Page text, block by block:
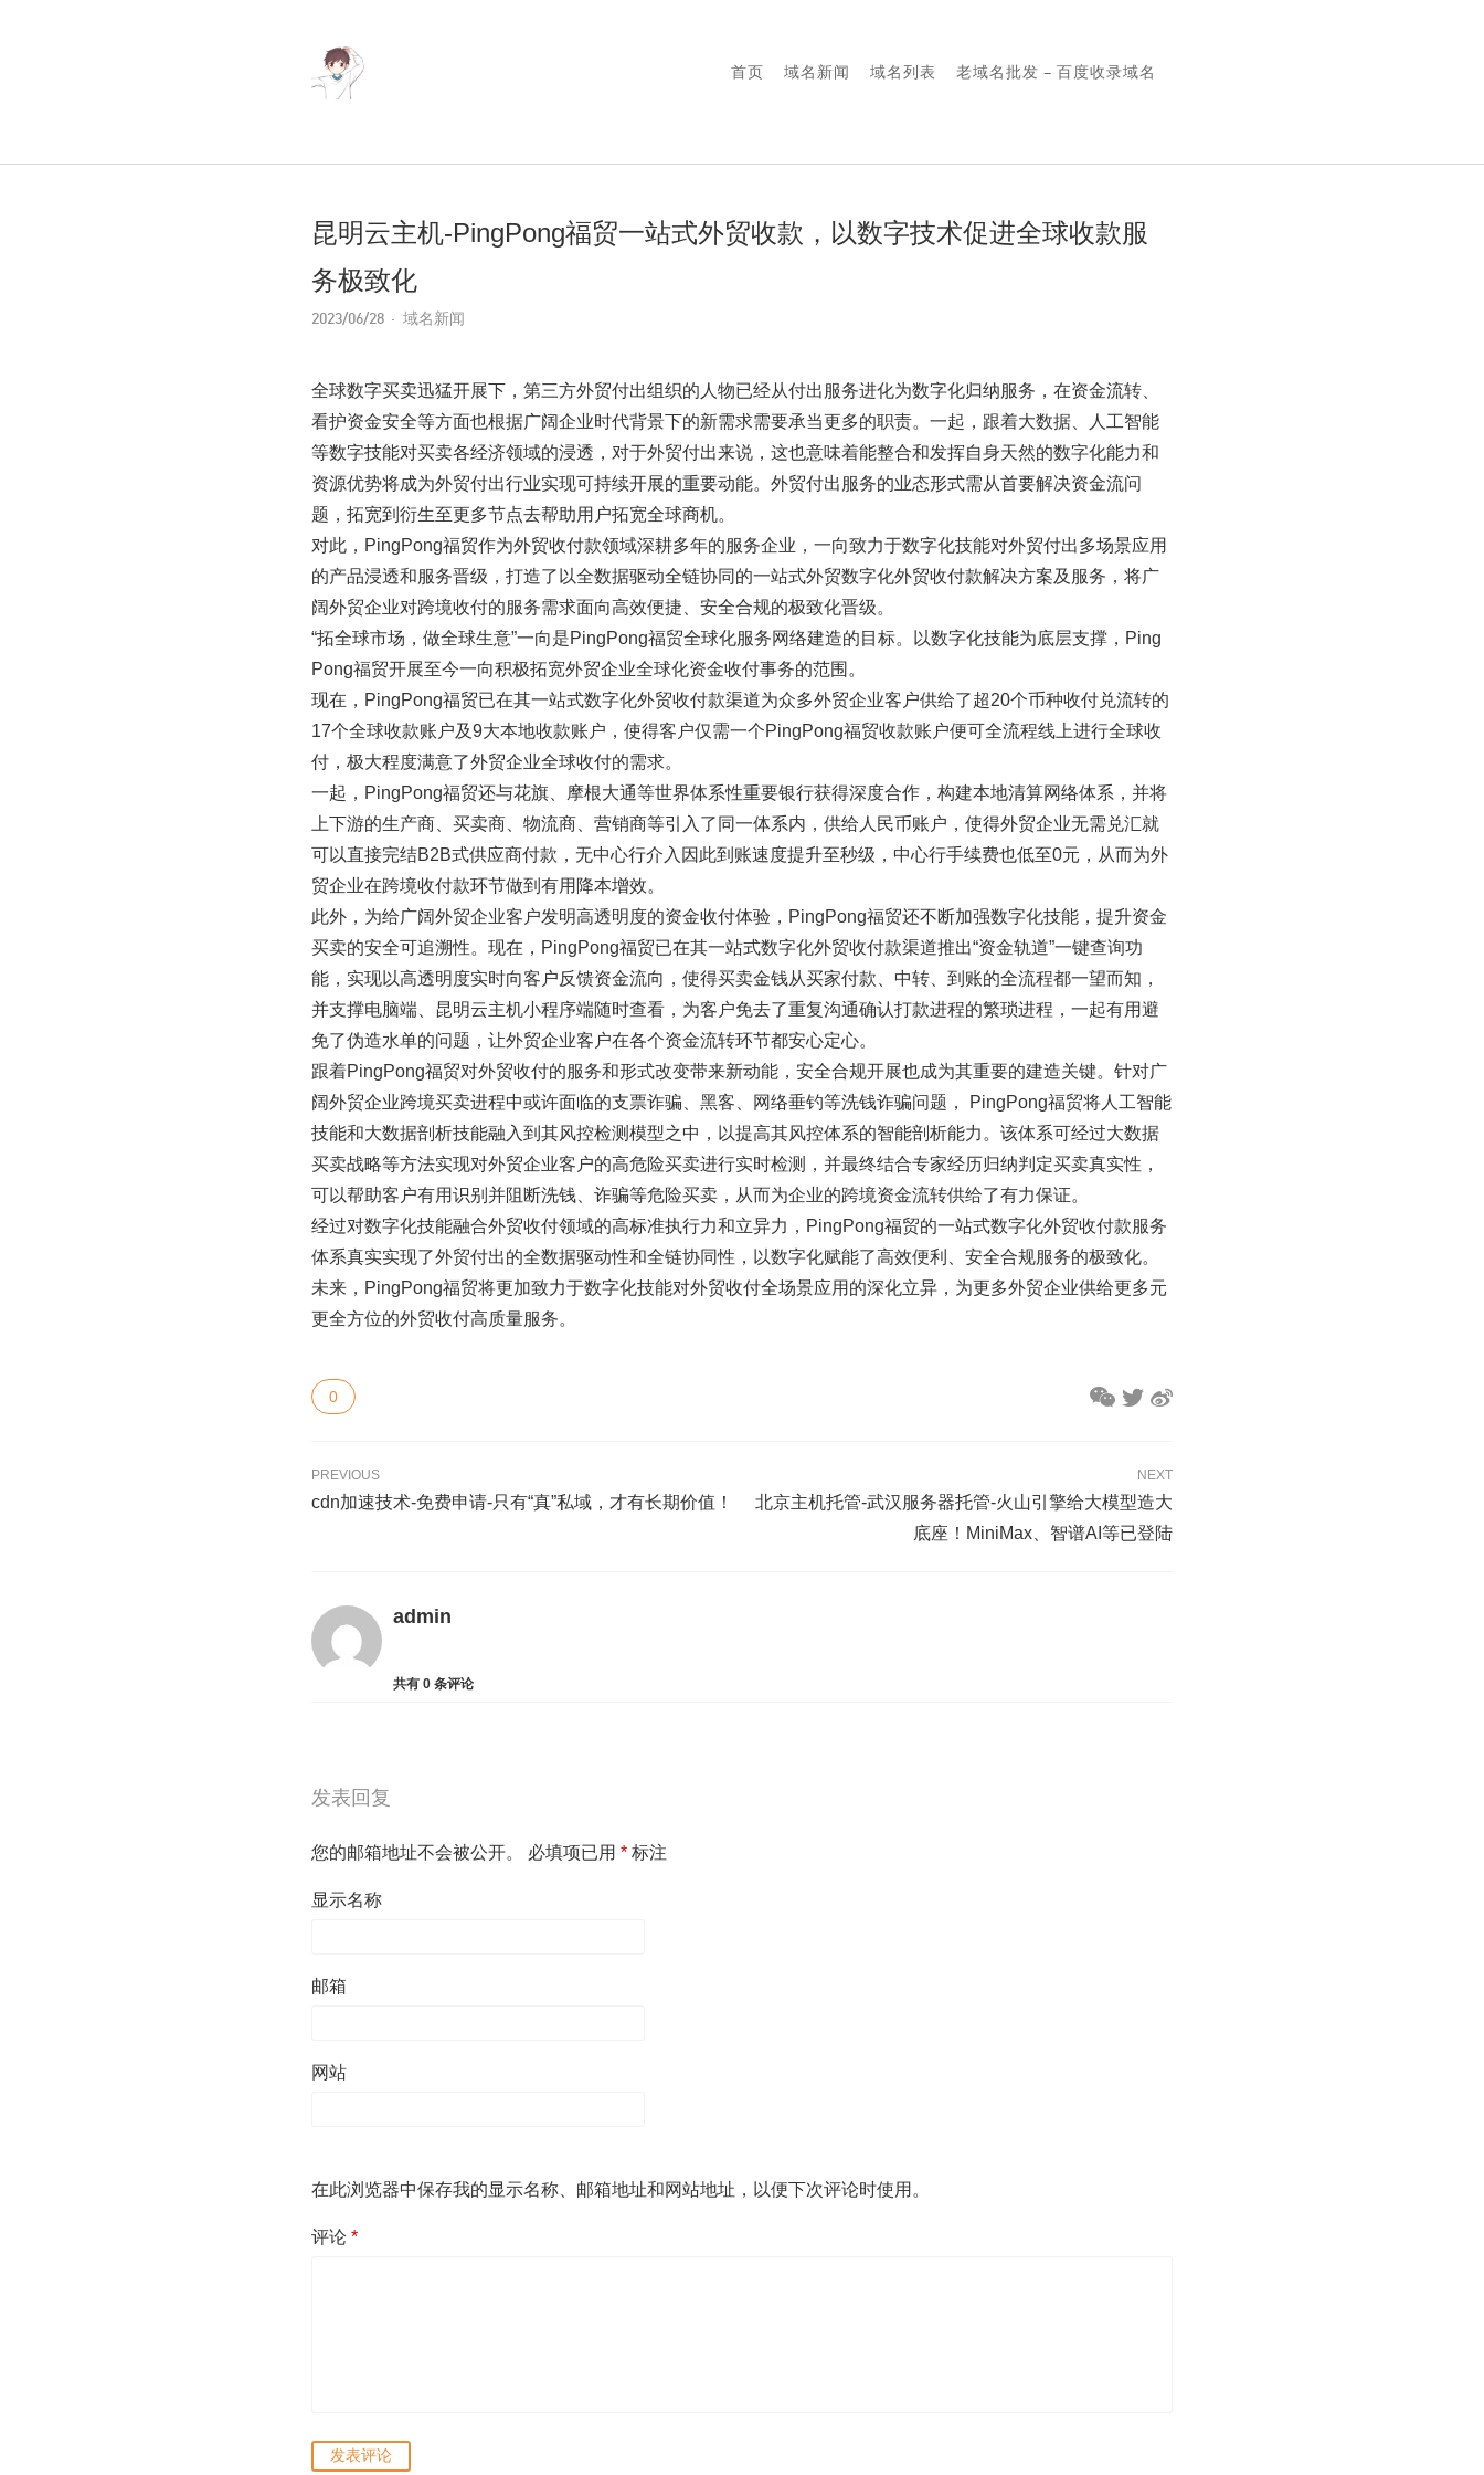
首页 域名新闻 域名列表 老域名批发 – 百度收录域名
昆明云主机-PingPong福贸一站式外贸收款，以数字技术促进全球收款服
务极致化
2023/06/28 域名新闻
全球数字买卖迅猛开展下，第三方外贸付出组织的人物已经从付出服务进化为数字化归纳服务，在资金流转、
看护资金安全等方面也根据广阔企业时代背景下的新需求需要承当更多的职责。一起，跟着大数据、人工智能
等数字技能对买卖各经济领域的浸透，对于外贸付出来说，这也意味着能整合和发挥自身天然的数字化能力和
资源优势将成为外贸付出行业实现可持续开展的重要动能。外贸付出服务的业态形式需从首要解决资金流问
题，拓宽到衍生至更多节点去帮助用户拓宽全球商机。
对此，PingPong福贸作为外贸收付款领域深耕多年的服务企业，一向致力于数字化技能对外贸付出多场景应用
的产品浸透和服务晋级，打造了以全数据驱动全链协同的一站式外贸数字化外贸收付款解决方案及服务，将广
阔外贸企业对跨境收付的服务需求面向高效便捷、安全合规的极致化晋级。
“拓全球市场，做全球生意”一向是PingPong福贸全球化服务网络建造的目标。以数字化技能为底层支撑，Ping
Pong福贸开展至今一向积极拓宽外贸企业全球化资金收付事务的范围。
现在，PingPong福贸已在其一站式数字化外贸收付款渠道为众多外贸企业客户供给了超20个币种收付兑流转的
17个全球收款账户及9大本地收款账户，使得客户仅需一个PingPong福贸收款账户便可全流程线上进行全球收
付，极大程度满意了外贸企业全球收付的需求。
一起，PingPong福贸还与花旗、摩根大通等世界体系性重要银行获得深度合作，构建本地清算网络体系，并将
上下游的生产商、买卖商、物流商、营销商等引入了同一体系内，供给人民币账户，使得外贸企业无需兑汇就
可以直接完结B2B式供应商付款，无中心行介入因此到账速度提升至秒级，中心行手续费也低至0元，从而为外
贸企业在跨境收付款环节做到有用降本增效。
此外，为给广阔外贸企业客户发明高透明度的资金收付体验，PingPong福贸还不断加强数字化技能，提升资金
买卖的安全可追溯性。现在，PingPong福贸已在其一站式数字化外贸收付款渠道推出“资金轨道”一键查询功
能，实现以高透明度实时向客户反馈资金流向，使得买卖金钱从买家付款、中转、到账的全流程都一望而知，
并支撑电脑端、昆明云主机小程序端随时查看，为客户免去了重复沟通确认打款进程的繁琐进程，一起有用避
免了伪造水单的问题，让外贸企业客户在各个资金流转环节都安心定心。
跟着PingPong福贸对外贸收付的服务和形式改变带来新动能，安全合规开展也成为其重要的建造关键。针对广
阔外贸企业跨境买卖进程中或许面临的支票诈骗、黑客、网络垂钓等洗钱诈骗问题， PingPong福贸将人工智能
技能和大数据剖析技能融入到其风控检测模型之中，以提高其风控体系的智能剖析能力。该体系可经过大数据
买卖战略等方法实现对外贸企业客户的高危险买卖进行实时检测，并最终结合专家经历归纳判定买卖真实性，
可以帮助客户有用识别并阻断洗钱、诈骗等危险买卖，从而为企业的跨境资金流转供给了有力保证。
经过对数字化技能融合外贸收付领域的高标准执行力和立异力，PingPong福贸的一站式数字化外贸收付款服务
体系真实实现了外贸付出的全数据驱动性和全链协同性，以数字化赋能了高效便利、安全合规服务的极致化。
未来，PingPong福贸将更加致力于数字化技能对外贸收付全场景应用的深化立异，为更多外贸企业供给更多元
更全方位的外贸收付高质量服务。
0
PREVIOUS
cdn加速技术-免费申请-只有“真”私域，才有长期价值！
NEXT
北京主机托管-武汉服务器托管-火山引擎给大模型造大
底座！MiniMax、智谱AI等已登陆
admin
共有 0 条评论
发表回复
您的邮箱地址不会被公开。 必填项已用 * 标注
显示名称
邮箱
网站
在此浏览器中保存我的显示名称、邮箱地址和网站地址，以便下次评论时使用。
评论 *